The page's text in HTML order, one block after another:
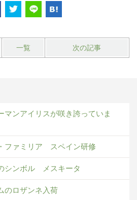
一覧 次の記事
マンアイリスが咲き誇っていま
ファミリア スペイン研修
シンボル メスキータ
のロザンネ入荷